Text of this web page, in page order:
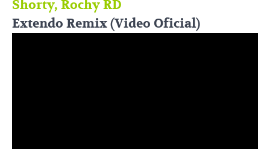
Shorty, Rochy RD
Extendo Remix (Video Oficial)